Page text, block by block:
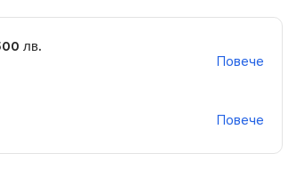
лв.
Повече
Повече